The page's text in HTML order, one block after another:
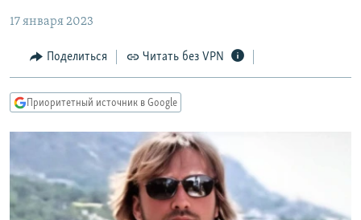
Вернутся
Вернутся
поиску
МНЕНИЯ
КУЛЬТУРА
КАВКАЗ.РЕАЛИИ
СЕВЕР.РЕАЛИИ
СИБИРЬ.РЕАЛИИ
РАСПИСАНИЕ ВЕЩАНИЯ
17 января 2023
Поделиться Читать без VPN
Приоритетный источник в Google